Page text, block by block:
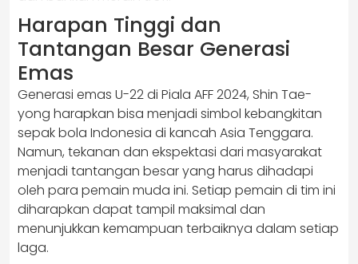
Harapan Tinggi dan
Tantangan Besar Generasi
Emas
Generasi emas U-22 di Piala AFF 2024, Shin Tae-
yong harapkan bisa menjadi simbol kebangkitan
sepak bola Indonesia di kancah Asia Tenggara.
Namun, tekanan dan ekspektasi dari masyarakat
menjadi tantangan besar yang harus dihadapi
oleh para pemain muda ini. Setiap pemain di tim ini
diharapkan dapat tampil maksimal dan
menunjukkan kemampuan terbaiknya dalam setiap
laga.